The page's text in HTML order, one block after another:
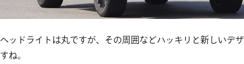
ヘッドライトは丸ですが、その周囲などハッキリと新しいデ
すね。